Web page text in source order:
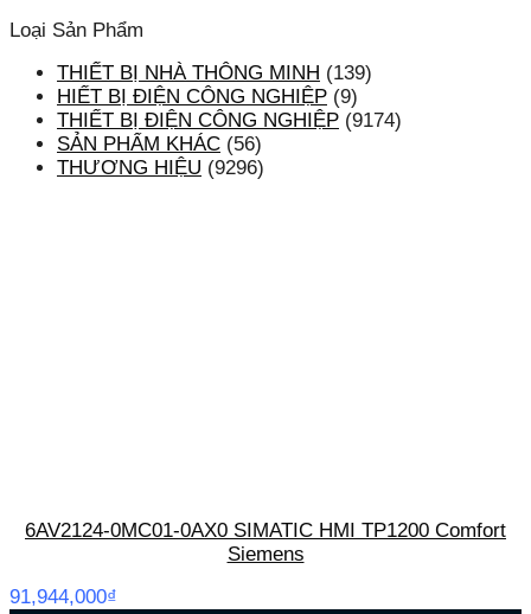
Loại Sản Phẩm
THIẾT BỊ NHÀ THÔNG MINH (139)
HIẾT BỊ ĐIỆN CÔNG NGHIỆP (9)
THIẾT BỊ ĐIỆN CÔNG NGHIỆP (9174)
SẢN PHẨM KHÁC (56)
THƯƠNG HIỆU (9296)
6AV2124-0MC01-0AX0 SIMATIC HMI TP1200 Comfort
Siemens
91,944,000₫